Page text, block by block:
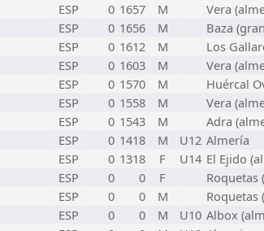
ESP 0 1657 M
Vera
ESP 0 1656 M
Baza
ESP 0 1612 M
Los
ESP 0 1603 M
Vera
ESP 0 1570 M
Huércal
ESP 0 1558 M
Vera
ESP 0 1543 M
Adra
ESP 0 1418 M U12 Almería
ESP 0 1318 F U14 El Ejido
ESP 0 0 F
Roquetas
ESP 0 0 M
Roquetas
ESP 0 0 M U10 Albox